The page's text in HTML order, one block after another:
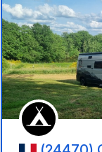
favoris